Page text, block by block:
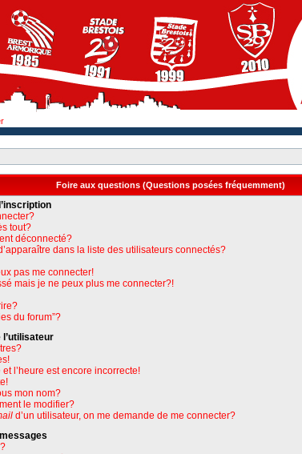
Foire aux questions (Questions posées fréquemment)
tout?
déconnecté?
dans la liste des utilisateurs connectés?
pas me connecter!
mais je ne peux plus me connecter?!
du forum”?
l’heure est encore incorrecte!
mon nom?
le modifier?
d’un utilisateur, on me demande de me connecter?